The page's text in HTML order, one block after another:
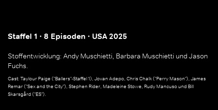
Staffel 1 · 8 Episoden · USA 2025
Stoffentwicklung: Andy Muschietti, Barbara Muschietti und Jason
Fuchs.
Cast: Taylour Paige ("Ballers"-Staffel 1), Jovan Adepo, Chris Chalk ("Perry Mason"), James
Remar ("Sex and the City"), Stephen Rider, Madeleine Stowe, Rudy Mancuso und Bill
Skarsgård ("ES").